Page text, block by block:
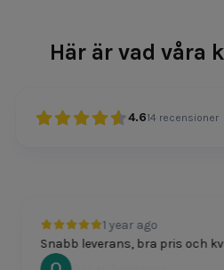
Här är vad våra
4.614 recensioner
1 year ago
Snabb leverans, bra pris och